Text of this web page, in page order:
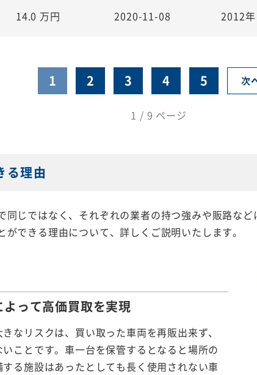
14.0 万円 2020-11-08 2012年
1 2 3 4 5 次
1 / 9 ページ
る理由
じではなく、それぞれの業者の持つ強みや販路など
できる理由について、詳しくご説明いたします。
よって高価買取を実現
なリスクは、買い取った車両を再販出来ず、
ことです。車一台を保管するとなると場所の
る施設はあったとしても長く使用されない車